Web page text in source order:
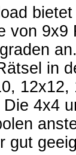
von 9x9
in
12x12,
Die 4x4
gut